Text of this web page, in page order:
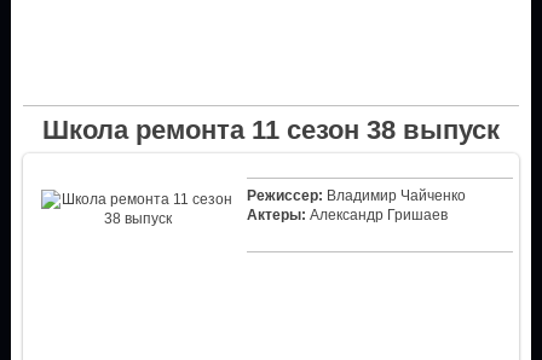
Школа ремонта 11 сезон 38 выпуск
Режиссер: Владимир Чайченко
Актеры: Александр Гришаев